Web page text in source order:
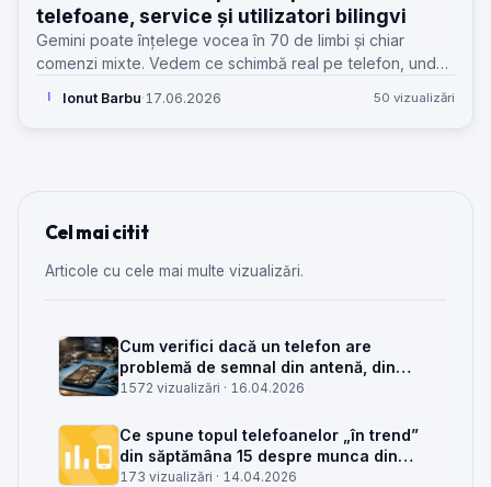
telefoane, service și utilizatori bilingvi
Gemini poate înțelege vocea în 70 de limbi și chiar
comenzi mixte. Vedem ce schimbă real pe telefon, unde
I Ionut Barbu· 17.06.2026 50 vizualizări
Cel mai citit
Articole cu cele mai multe vizualizări.
Cum verifici dacă un telefon are
problemă de semnal din antenă, din
placa de bază sau din rețea
1572 vizualizări · 16.04.2026
Ce spune topul telefoanelor „în trend”
din săptămâna 15 despre munca din
service GSM
173 vizualizări · 14.04.2026